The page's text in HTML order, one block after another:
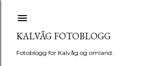
KALVÅG FOTOBLOGG
Fotoblogg for Kalvåg og omland.